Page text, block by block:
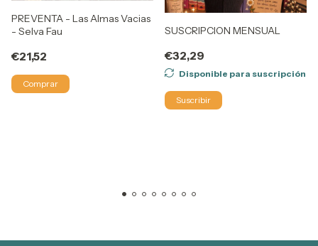
PREVENTA - Las Almas Vacias
- Selva Fau
€21,52
SUSCRIPCION MENSUAL
€32,29
Disponible para suscripción
Suscribir